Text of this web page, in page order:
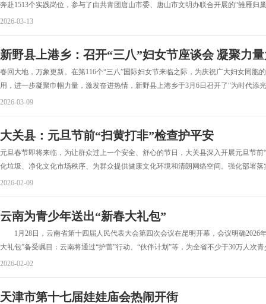
奔赴1513个实践岗位，参与了由共青团唐山市委、唐山市文明办联合开展的“雏雁归巢
2026-03-13
新野县上港乡：召开“三八”妇女节座谈会 凝聚力
春回大地，万象更新。在第116个“三八”国际妇女节来临之际，为庆祝广大妇女同胞
用，进一步凝聚巾帼力量，激发奋进热情，新野县上港乡于3月6日召开了“为时代添光
2026-03-09
大关县：元旦节前“扫黄打非”检查护平安
元旦春节即将来临，为让群众过上一个安全、舒心的节日，大关县深入开展元旦节
化垃圾、净化文化市场秩序、为群众提供健康文化环境和清朗网络空间。强化部署落
2026-02-09
云南为青少年送出“新春大礼包”
1月28日，云南省第十四届人民代表大会第四次会议在昆明开幕，会议明确2026
大礼包”备受瞩目：云南将通过“护蕾”行动、“伙伴计划”等，为全省不少于30万人次青
2026-02-02
天津市第十七届娃娃庙会热闹开街